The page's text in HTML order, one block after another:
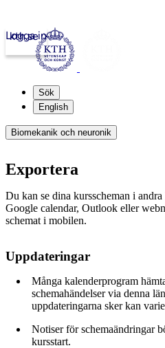
kth.se
Logga in
Sök
English
Biomekanik och neuronik
Exportera
Du kan se dina kursscheman i
Google calendar, Outlook eller
schemat i mobilen.
Uppdateringar
Många kalenderprogram
schemahändelser via denna
uppdateringarna sker kan
Notiser för schemaändringar
kursstart.